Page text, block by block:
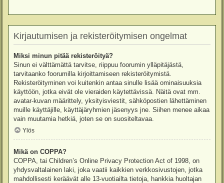
Kirjautumisen ja rekisteröitymisen ongelmat
Miksi minun pitää rekisteröityä?
Sinun ei välttämättä tarvitse, riippuu foorumin ylläpitäjästä,
tarvitaanko foorumilla kirjoittamiseen rekisteröitymistä.
Rekisteröityminen voi kuitenkin antaa sinulle lisää ominaisuuksia
käyttöön, jotka eivät ole vieraiden käytettävissä. Näitä ovat mm.
avatar-kuvan määrittely, yksityisviestit, sähköpostien lähettäminen
muille käyttäjille, käyttäjäryhmien jäsenyys jne. Siihen menee aikaa
vain muutamia hetkiä, joten se on suositeltavaa.
Ylös
Mikä on COPPA?
COPPA, tai Children’s Online Privacy Protection Act of 1998, on
yhdysvaltalainen laki, joka vaatii kaikkien verkkosivustojen, jotka
mahdollisesti keräävät alle 13-vuotiailta tietoja, hankkia huoltajan